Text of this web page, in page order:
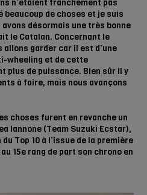
n’étaient franchement pas
de choses et je suis
désormais une très bonne
le Catalan. Concernant le
allons garder car il est d’une
wheeling et de cette
plus de puissance. Bien sûr il y
à faire, mais nous avançons
choses furent en revanche un
Iannone (Team Suzuki Ecstar),
Top 10 à l’issue de la première
15e rang de part son chrono en